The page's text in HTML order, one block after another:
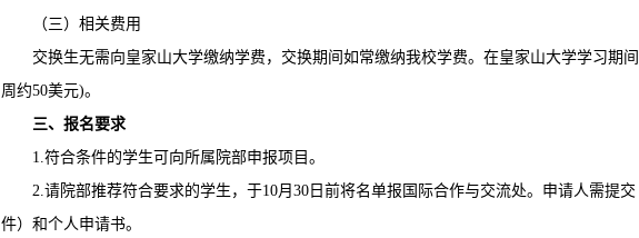
（三）相关费用
交换生无需向皇家山大学缴纳学费，交换期间如常缴纳我校学费。在皇家山大学学习期
周约50美元)。
三、报名要求
1.符合条件的学生可向所属院部申报项目。
2.请院部推荐符合要求的学生，于10月30日前将名单报国际合作与交流处。申请人需提
件）和个人申请书。